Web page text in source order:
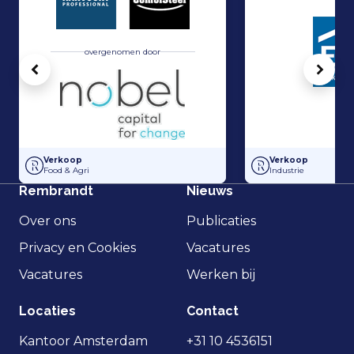
overgenomen door
Hakvoort en Nobel Capital Partners hebben een strategisch
Verkoop
Food & Agri
Management Buy-
Verkoop
Industrie
Vorige
Rembrandt
Over ons
Privacy en Cookies
Vacatures
Nieuws
Publicaties
Vacatures
Werken bij
Locaties
Kantoor Amsterdam
Contact
+31 10 4536151